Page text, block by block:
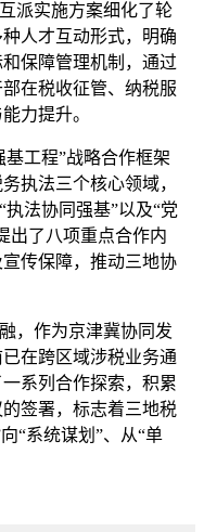
派实施方案细化了轮
人才互动形式，明确
保障管理机制，通过
在税收征管、纳税服
力提升。
工程”战略合作框架
执法三个核心领域，
执法协同强基”以及“党
出了八项重点合作内
传保障，推动三地协
，作为京津冀协同发
在跨区域涉税业务通
系列合作探索，积累
签署，标志着三地税
“系统谋划”、从“单